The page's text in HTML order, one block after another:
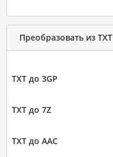
Преобразовать из TXT
TXT до 3GP
TXT до 7Z
TXT до AAC